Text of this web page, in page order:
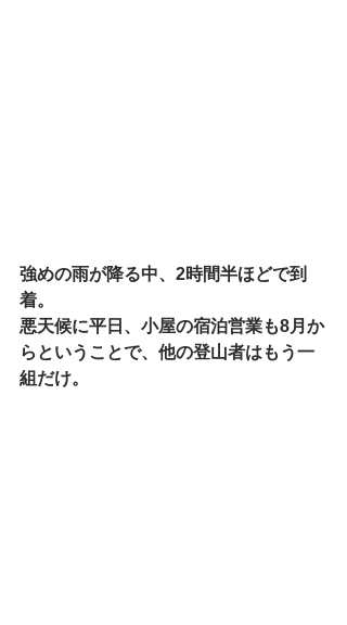
強めの雨が降る中、2時間半ほどで到
着。
悪天候に平日、小屋の宿泊営業も8月か
らということで、他の登山者はもう一
組だけ。